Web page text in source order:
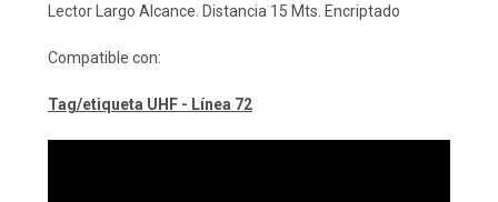
Lector Largo Alcance. Distancia 15 Mts. Encriptado
Compatible con:
Tag/etiqueta UHF - Línea 72